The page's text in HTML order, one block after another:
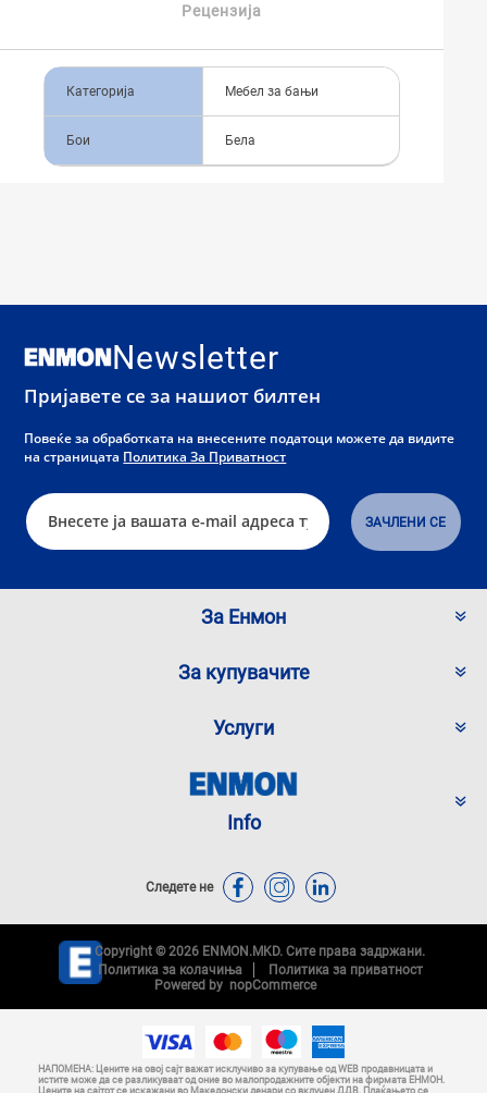
Рецензија
Категорија Мебел за бањи
Бои Бела
Newsletter
Пријавете се за нашиот билтен
Повеќе за обработката на внесените податоци можете да видите
на страницата Политика За Приватност
За Енмон
За купувачите
Услуги
Info
Следете не
Copyright © 2026 ENMON.MKD. Сите права задржани.
Политика за колачиња
Политика за приватност
Powered by nopCommerce
НАПОМЕНА: Цените на овој сајт важат исклучиво за купување од WEB продавницата и
истите може да се разликуваат од оние во малопродажните објекти на фирмата ЕНМОН.
Цените на сајтот се искажани во Македонски денари со вклучен ДДВ. Плаќањето се